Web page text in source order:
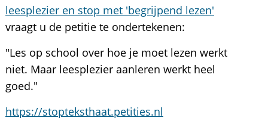
leesplezier en stop met 'begrijpend lezen'
vraagt u de petitie te ondertekenen:
"Les op school over hoe je moet lezen werkt
niet. Maar leesplezier aanleren werkt heel
goed."
https://stopteksthaat.petities.nl